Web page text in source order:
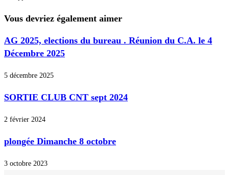
Vous devriez également aimer
AG 2025, elections du bureau . Réunion du C.A. le 4
Décembre 2025
5 décembre 2025
SORTIE CLUB CNT sept 2024
2 février 2024
plongée Dimanche 8 octobre
3 octobre 2023